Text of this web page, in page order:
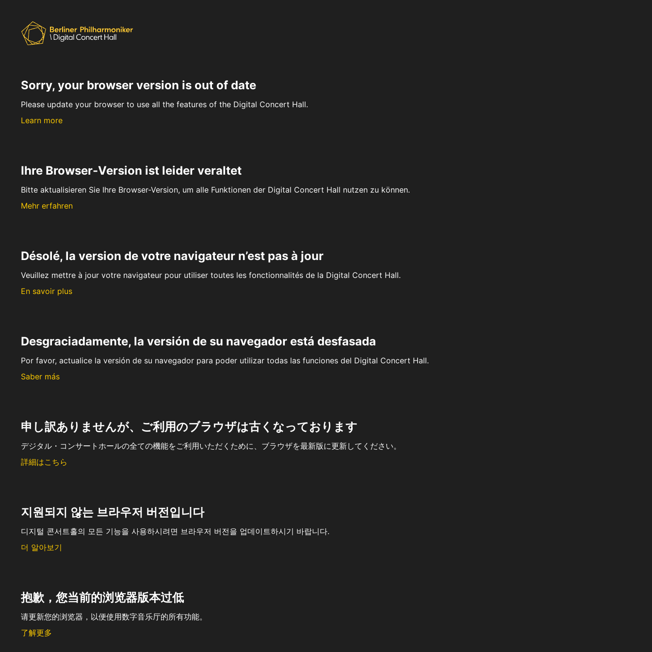
Sorry, your browser version is out of date
Please update your browser to use all the features of the Digital Concert Hall.
Learn more
Ihre Browser-Version ist leider veraltet
Bitte aktualisieren Sie Ihre Browser-Version, um alle Funktionen der Digital Concert Hall nutzen zu können.
Mehr erfahren
Désolé, la version de votre navigateur n’est pas à jour
Veuillez mettre à jour votre navigateur pour utiliser toutes les fonctionnalités de la Digital Concert Hall.
En savoir plus
Desgraciadamente, la versión de su navegador está desfasada
Por favor, actualice la versión de su navegador para poder utilizar todas las funciones del Digital Concert Hall.
Saber más
申し訳ありませんが、ご利用のブラウザは古くなっております
デジタル・コンサートホールの全ての機能をご利用いただくために、ブラウザを最新版に更新してください。
詳細はこちら
지원되지 않는 브라우저 버전입니다
디지털 콘서트홀의 모든 기능을 사용하시려면 브라우저 버전을 업데이트하시기 바랍니다.
더 알아보기
抱歉，您当前的浏览器版本过低
请更新您的浏览器，以便使用数字音乐厅的所有功能。
了解更多